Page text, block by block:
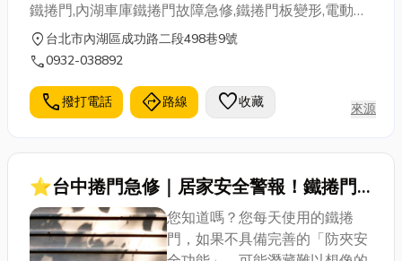
鐵捲門,內湖車庫鐵捲門故障急修,鐵捲門板變形,電動鐵
捲門馬達噪音處理,捲門脫軌,南港,松山,木柵,士林,北投,
天母,萬華,台北市,新北市各區電動鐵捲門修理,馬達修理
location_on 台北市內湖區成功路二段498巷9號
call0932-038892
call撥打電話 directions路線 favorite收藏 來源
⭐台中捲門急修｜居家安全警報！鐵捲門
變「夾手危機」？秒懂防夾原理、價格預
算、法規要求！
您知道嗎？您每天使用的鐵捲
門，如果不具備完善的「防夾安